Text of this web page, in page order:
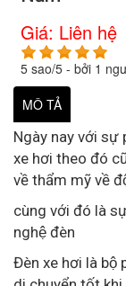
Giá: Liên hệ
5 sao/5 - bởi 1
MÔ TẢ
Ngày nay với sự
xe hơi theo đó
về thẩm mỹ về
cùng với đó là
nghệ đèn
Đèn xe hơi là bộ